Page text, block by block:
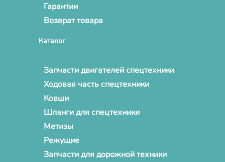
Гарантии
Возврат товара
Каталог
Запчасти двигателей спецтехники
Ходовая часть спецтехники
Ковши
Шланги для спецтехники
Метизы
Режущие
Запчасти для дорожной техники